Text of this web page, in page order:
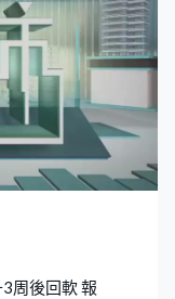
周後回軟 報